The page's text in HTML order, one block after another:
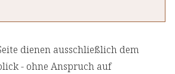
dienen ausschließlich dem
- ohne Anspruch auf